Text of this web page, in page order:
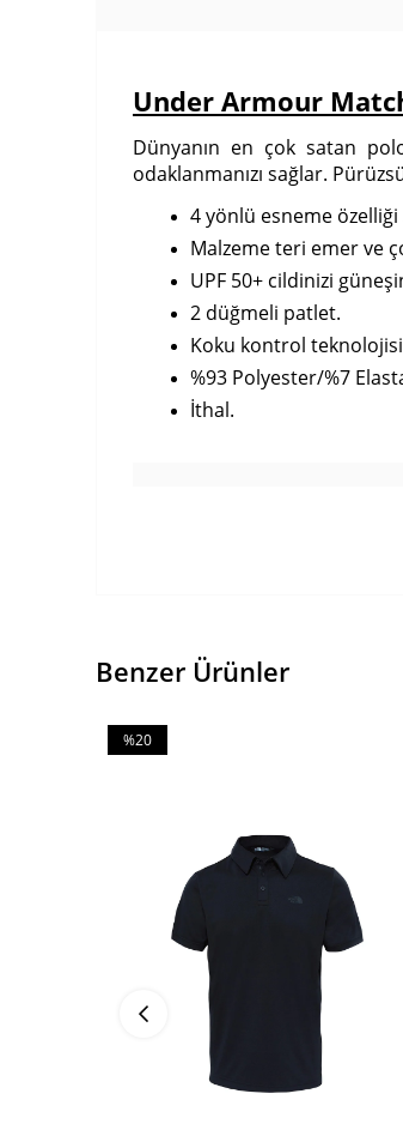
Under Armour
Dünyanın en çok satan
odaklanmanızı sağlar.
4 yönlü esneme
Malzeme teri emer ve
UPF 50+ cildinizi
2 düğmeli patlet.
Koku kontrol
%93 Polyester/%7
İthal.
Benzer Ürünler
%20